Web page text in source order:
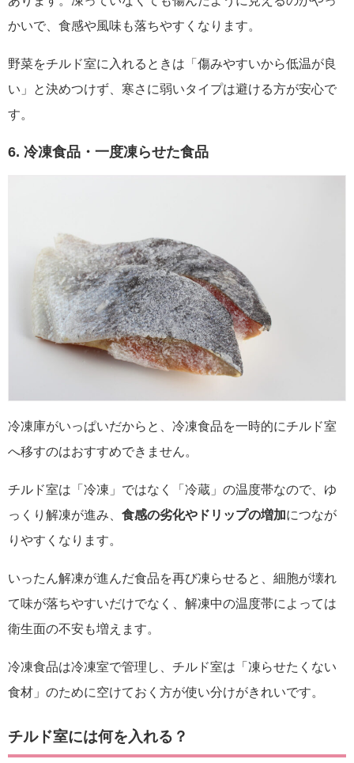
かいで、食感や風味も落ちやすくなります。
野菜をチルド室に入れるときは「傷みやすいから低温が良
い」と決めつけず、寒さに弱いタイプは避ける方が安心で
す。
6. 冷凍食品・一度凍らせた食品
冷凍庫がいっぱいだからと、冷凍食品を一時的にチルド室
へ移すのはおすすめできません。
チルド室は「冷凍」ではなく「冷蔵」の温度帯なので、ゆ
っくり解凍が進み、 食感の劣化やドリップの増加につなが
りやすくなります。
いったん解凍が進んだ食品を再び凍らせると、細胞が壊れ
て味が落ちやすいだけでなく、解凍中の温度帯によっては
衛生面の不安も増えます。
冷凍食品は冷凍室で管理し、チルド室は「凍らせたくない
食材」のために空けておく方が使い分けがきれいです。
チルド室には何を入れる？